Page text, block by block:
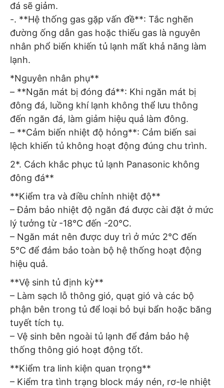
đá sẽ giảm.
-. **Hệ thống gas gặp vấn đề**: Tắc nghẽn
đường ống dẫn gas hoặc thiếu gas là nguyên
nhân phổ biến khiến tủ lạnh mất khả năng làm
lạnh.
*Nguyên nhân phụ**
– **Ngăn mát bị đóng đá**: Khi ngăn mát bị
đông đá, luồng khí lạnh không thể lưu thông
đến ngăn đá, làm giảm hiệu quả làm đông.
– **Cảm biến nhiệt độ hỏng**: Cảm biến sai
lệch khiến tủ không hoạt động đúng chu trình.
2*. Cách khắc phục tủ lạnh Panasonic không
đông đá**
**Kiểm tra và điều chỉnh nhiệt độ**
– Đảm bảo nhiệt độ ngăn đá được cài đặt ở mức
lý tưởng từ -18°C đến -20°C.
– Ngăn mát nên được duy trì ở mức 2°C đến
5°C để đảm bảo toàn bộ hệ thống hoạt động
hiệu quả.
**Vệ sinh tủ định kỳ**
– Làm sạch lỗ thông gió, quạt gió và các bộ
phận bên trong tủ để loại bỏ bụi bẩn hoặc băng
tuyết tích tụ.
– Vệ sinh bên ngoài tủ lạnh để đảm bảo hệ
thống thông gió hoạt động tốt.
**Kiểm tra linh kiện quan trọng**
– Kiểm tra tình trạng block máy nén, rơ-le nhiệt